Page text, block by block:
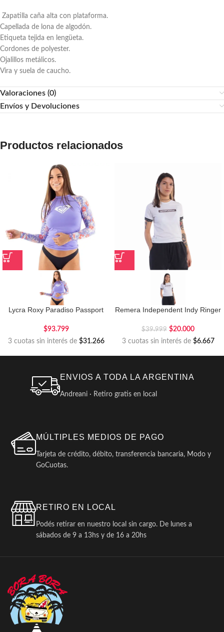
Zapatilla caña alta con plataforma.
Capellada de lona de algodón.
Etiqueta tejida en lengüeta.
Cordones de polyester.
Ojalillos metálicos.
Vira y suela de caucho.
Valoraciones (0)
Envíos y Devoluciones
Productos relacionados
Lycra Roxy Paradiso Passport
$93.799
3 cuotas sin interés de $31.266
Remera Independent Indy Ringer
$39.999 $20.000
3 cuotas sin interés de $6.667
ENVIOS A TODA LA ARGENTINA
Andreani · Retiro gratis en local
MÚLTIPLES MEDIOS DE PAGO
Tarjeta de crédito, débito, transferencia bancaria, Modo y
GoCuotas.
RETIRO EN LOCAL
Podés retirar en nuestro local sin cargo. De lunes a
sábados de 9 a 13hs y de 16 a 20hs